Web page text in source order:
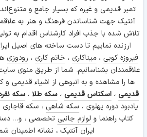
تمبر قدیمی و غیره که بسیار جامع و
آنتیک جهت شناساندن فرهنگ و هنر به
تلاش شده با جذب افراد کارشناس اقدام به
ارزنده نماییم تا دست ساخته های اصیل
فیروزه کوبی ،میناکاری ، خاتم کاری ، رودوزی
علاقمندان بشناسانیم. شما از طریق منوی
ها را مشاهده و به انبوهی از اشیاء قدیمی و
قدیمی ، اسکناس قدیمی ، سکه طلا ، سکه
یادبود دوره پهلوی ، سکه شاهی ، سکه قاجاری
کتاب راهنما و لوازم جانبی تخصصی ، و...
ایران آنتیک ، نشانه اطمینان